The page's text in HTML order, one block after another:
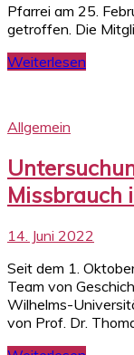
Pfarrei am 25.
getroffen. Die
Weiterlesen
Allgemein
Missbrauch
14. Juni 2022
Seit dem 1.
Team von
Wilhelms-
von Prof. Dr.